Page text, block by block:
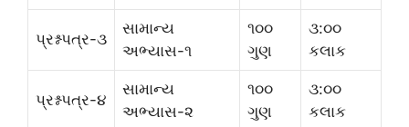
પ્રશ્નપત્ર-૩
સામાન્ય
અભ્યાસ-૧
૧૦૦
ગુણ
૩:૦૦
કલાક
પ્રશ્નપત્ર-૪
સામાન્ય
અભ્યાસ-૨
૧૦૦
ગુણ
૩:૦૦
કલાક